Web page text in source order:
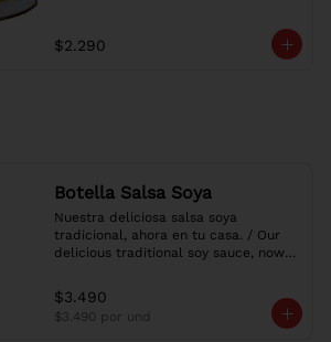
$2.290
Botella Salsa Soya
Nuestra deliciosa salsa soya
tradicional, ahora en tu casa. / Our
delicious traditional soy sauce, now
$3.490
$3.490 por und